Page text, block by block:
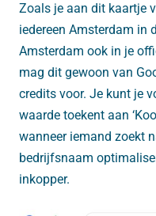
Zoals je aan dit kaartje
iedereen Amsterdam in
Amsterdam ook in je
mag dit gewoon van
credits voor. Je kunt je
waarde toekent aan
wanneer iemand zoekt
bedrijfsnaam
inkopper.